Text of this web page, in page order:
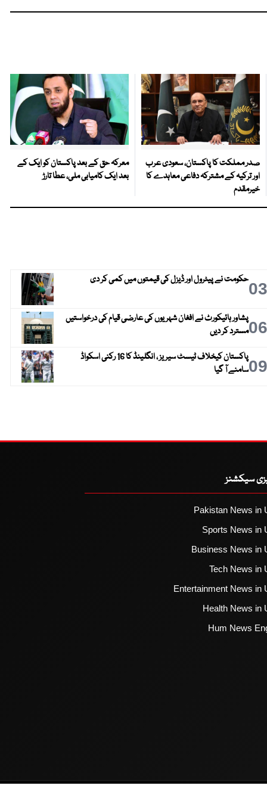
صدر مملکت کا پاکستان، سعودی عرب
اور ترکیہ کے مشترکہ دفاعی معاہدے کا
خیرمقدم
معرکہ حق کے بعد پاکستان کو ایک کے
بعد ایک کامیابی ملی، عطا تارڑ
03حکومت نے پیٹرول اور ڈیزل کی قیمتوں میں کمی کر دی
06پشاور ہائیکورٹ نے افغان شہریوں کی عارضی قیام کی درخواستیں
مسترد کر دیں
09
پاکستان کیخلاف ٹیسٹ سیریز ، انگلینڈ کا 16 رکنی اسکواڈ
سامنے آ گیا
سیکشنز
Pakistan News in
Sports News in
Business News in
Tech News in
Entertainment News in
Health News in
Hum News